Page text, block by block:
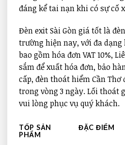
đáng kể tai nạn khi có sự cố
Đèn exit Sài Gòn giá tốt là
trường hiện nay, với đa dạng
bao gồm hóa đơn VAT 10%,
sắm để xuất hóa đơn, bảo
cấp, đèn thoát hiểm Cần
trong vòng 3 ngày. Lối thoát
vui lòng phục vụ quý khách.
TỐP SẢN
PHẨM
ĐẶC ĐIỂM